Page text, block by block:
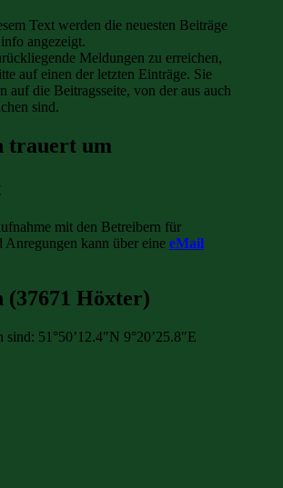
Text werden die neuesten Beiträge
angezeigt.
Meldungen zu erreichen,
auf einen der letzten Einträge. Sie
auf die Beitragsseite, von der aus auch
sind.
trauert um
mit den Betreibern für
Anregungen kann über eine eMail
(37671 Höxter)
sind: 51°50’12.4″N 9°20’25.8″E